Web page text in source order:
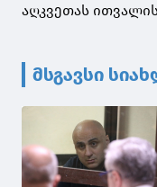
აღკვეთას
მსგავსი